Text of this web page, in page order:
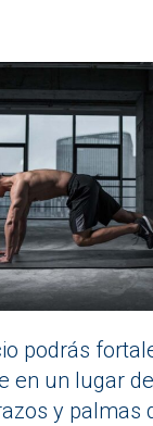
podrás
en un lugar
y palmas